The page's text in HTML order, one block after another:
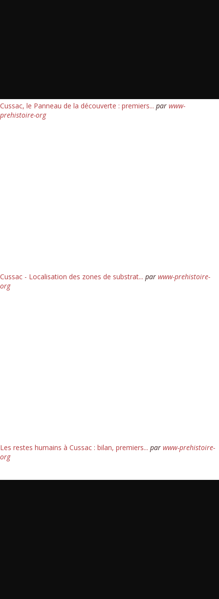
Cussac, le Panneau de la découverte : premiers... par www-
prehistoire-org
Cussac - Localisation des zones de substrat... par www-prehistoire-
org
Les restes humains à Cussac : bilan, premiers... par www-prehistoire-
org